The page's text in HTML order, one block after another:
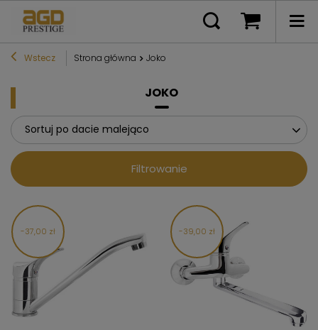
Wstecz Strona główna Joko
JOKO
Sortuj po dacie malejąco
Filtrowanie
37,00 zł 39,00 zł